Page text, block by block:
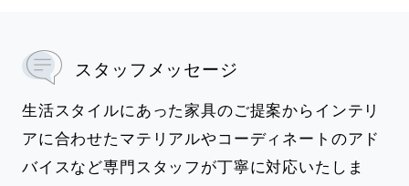
スタッフメッセージ
生活スタイルにあった家具のご提案からインテリ
アに合わせたマテリアルやコーディネートのアド
バイスなど専門スタッフが丁寧に対応いたしま